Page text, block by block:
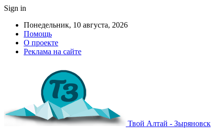
Sign in
Понедельник, 10 августа, 2026
Помощь
О проекте
Реклама на сайте
Твой Алтай - Зыряновск